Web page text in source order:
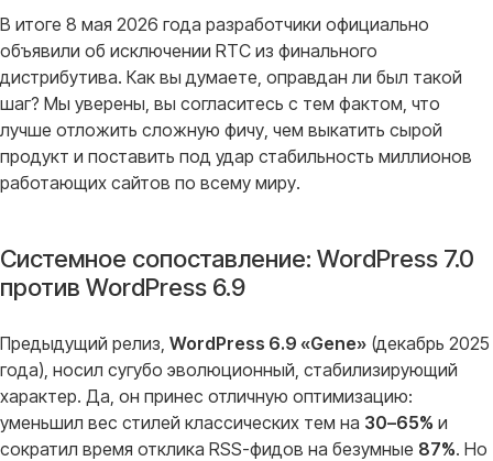
В итоге 8 мая 2026 года разработчики официально
объявили об исключении RTC из финального
дистрибутива. Как вы думаете, оправдан ли был такой
шаг? Мы уверены, вы согласитесь с тем фактом, что
лучше отложить сложную фичу, чем выкатить сырой
продукт и поставить под удар стабильность миллионов
работающих сайтов по всему миру.
Системное сопоставление: WordPress 7.0
против WordPress 6.9
Предыдущий релиз, WordPress 6.9 «Gene» (декабрь 2025
года), носил сугубо эволюционный, стабилизирующий
характер. Да, он принес отличную оптимизацию:
уменьшил вес стилей классических тем на 30–65% и
сократил время отклика RSS-фидов на безумные 87%. Но